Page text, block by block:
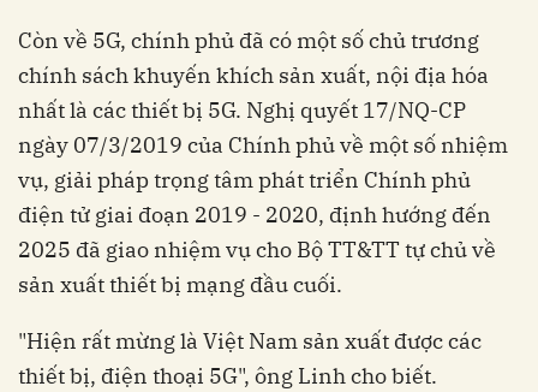
Còn về 5G, chính phủ đã có một số chủ trương
chính sách khuyến khích sản xuất, nội địa hóa
nhất là các thiết bị 5G. Nghị quyết 17/NQ-CP
ngày 07/3/2019 của Chính phủ về một số nhiệm
vụ, giải pháp trọng tâm phát triển Chính phủ
điện tử giai đoạn 2019 - 2020, định hướng đến
2025 đã giao nhiệm vụ cho Bộ TT&TT tự chủ về
sản xuất thiết bị mạng đầu cuối.
"Hiện rất mừng là Việt Nam sản xuất được các
thiết bị, điện thoại 5G", ông Linh cho biết.